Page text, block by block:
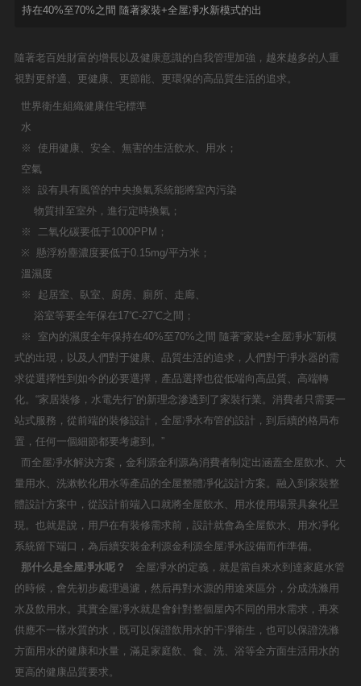
持在40%至70%之間 隨著家裝+全屋凈水新模式的出
隨著老百姓財富的增長以及健康意識的自我管理加強，越來越多的人重
視對更舒適、更健康、更節能、更環保的高品質生活的追求。
世界衛生組織健康住宅標準
水
※ 使用健康、安全、無害的生活飲水、用水；
空氣
※ 設有具有風管的中央換氣系統能將室內污染
物質排至室外，進行定時換氣；
※ 二氧化碳要低于1000PPM；
※ 懸浮粉塵濃度要低于0.15mg/平方米；
溫濕度
※ 起居室、臥室、廚房、廁所、走廊、
浴室等要全年保在17℃-27℃之間；
※ 室內的濕度全年保持在40%至70%之間 隨著“家裝+全屋凈水”新模
式的出現，以及人們對于健康、品質生活的追求，人們對于凈水器的需
求從選擇性到如今的必要選擇，產品選擇也從低端向高品質、高端轉
化。“家居裝修，水電先行”的新理念滲透到了家裝行業。消費者只需要一
站式服務，從前端的裝修設計，全屋凈水布管的設計，到后續的格局布
置，任何一個細節都要考慮到。”
而全屋凈水解決方案，金利源金利源為消費者制定出涵蓋全屋飲水、大
量用水、洗漱軟化用水等產品的全屋整體凈化設計方案。融入到家裝整
體設計方案中，從設計前端入口就將全屋飲水、用水使用場景具象化呈
現。也就是說，用戶在有裝修需求前，設計就會為全屋飲水、用水凈化
系統留下端口，為后續安裝金利源金利源全屋凈水設備而作準備。
那什么是全屋凈水呢？
全屋凈水的定義，就是當自來水到達家庭水管
的時候，會先初步處理過濾，然后再對水源的用途來區分，分成洗滌用
水及飲用水。其實全屋凈水就是會針對整個屋內不同的用水需求，再來
供應不一樣水質的水，既可以保證飲用水的干凈衛生，也可以保證洗滌
方面用水的健康和水量，滿足家庭飲、食、洗、浴等全方面生活用水的
更高的健康品質要求。